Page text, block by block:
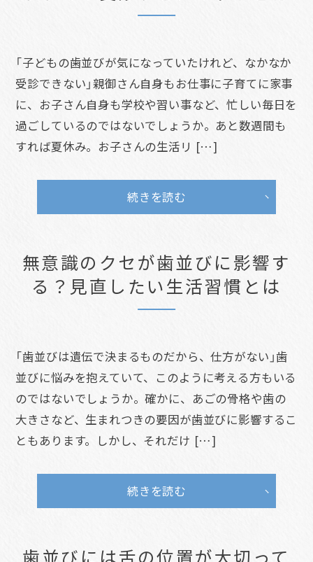
「子どもの歯並びが気になっていたけれど、なかなか
受診できない」親御さん自身もお仕事に子育てに家事
に、お子さん自身も学校や習い事など、忙しい毎日を
過ごしているのではないでしょうか。あと数週間も
すれば夏休み。お子さんの生活リ […]
続きを読む
無意識のクセが歯並びに影響す
る？見直したい生活習慣とは
「歯並びは遺伝で決まるものだから、仕方がない」歯
並びに悩みを抱えていて、このように考える方もいる
のではないでしょうか。確かに、あごの骨格や歯の
大きさなど、生まれつきの要因が歯並びに影響するこ
ともあります。しかし、それだけ […]
続きを読む
歯並びには舌の位置が大切って